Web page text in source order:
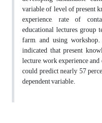
variable of level of present
experience, rate of
educational lectures, group
farm, and using
indicated that present
lecture, work experience
could predict nearly 57
dependent variable.